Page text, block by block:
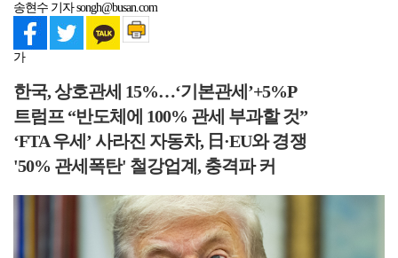
송현수 기자 songh@busan.com
가
한국, 상호관세 15%…‘기본관세’+5%P
트럼프 “반도체에 100% 관세 부과할 것”
‘FTA 우세’ 사라진 자동차, 日·EU와 경쟁
'50% 관세폭탄' 철강업계, 충격파 커